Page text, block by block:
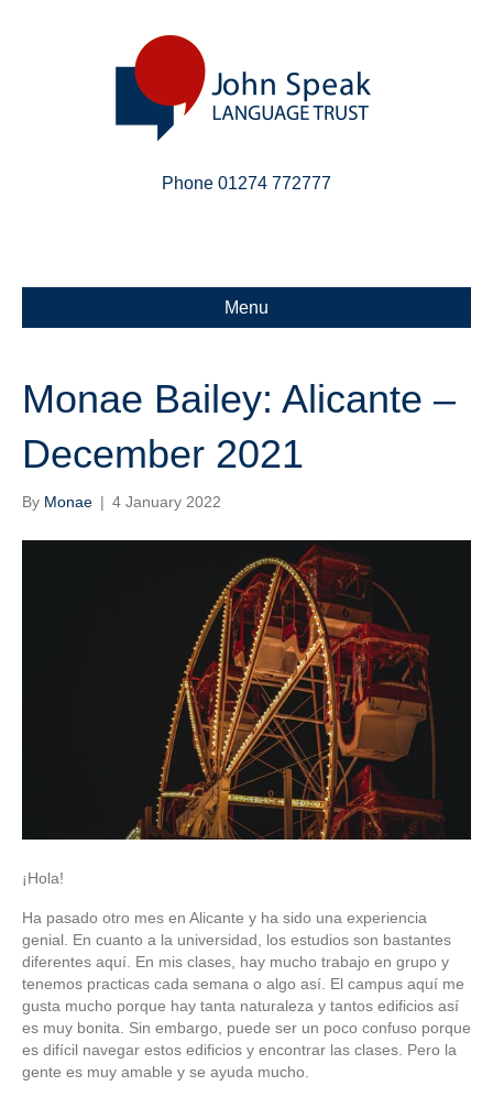
Phone 01274 772777
Menu
Monae Bailey: Alicante –
December 2021
By Monae | 4 January 2022
¡Hola!
Ha pasado otro mes en Alicante y ha sido una experiencia
genial. En cuanto a la universidad, los estudios son bastantes
diferentes aquí. En mis clases, hay mucho trabajo en grupo y
tenemos practicas cada semana o algo así. El campus aquí me
gusta mucho porque hay tanta naturaleza y tantos edificios así
es muy bonita. Sin embargo, puede ser un poco confuso porque
es difícil navegar estos edificios y encontrar las clases. Pero la
gente es muy amable y se ayuda mucho.